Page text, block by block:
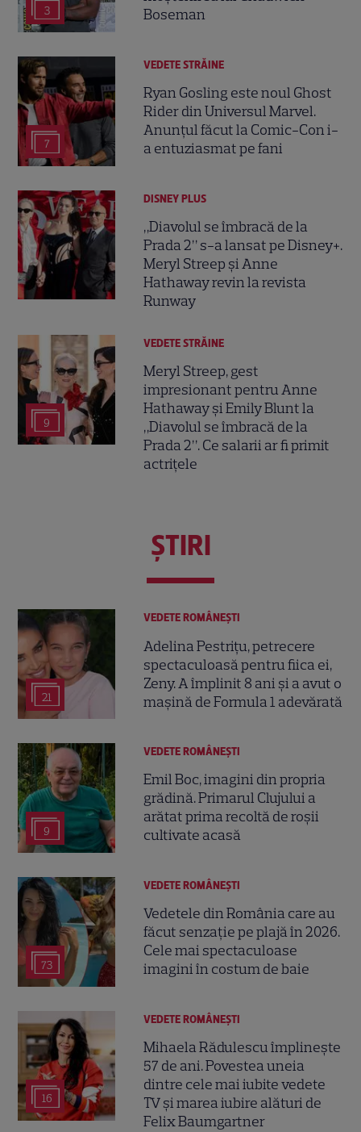
3
Boseman
7
VEDETE STRĂINE
Ryan Gosling este noul Ghost
Rider din Universul Marvel.
Anunțul făcut la Comic-Con i-
a entuziasmat pe fani
DISNEY PLUS
„Diavolul se îmbracă de la
Prada 2” s-a lansat pe Disney+.
Meryl Streep și Anne
Hathaway revin la revista
Runway
9
VEDETE STRĂINE
Meryl Streep, gest
impresionant pentru Anne
Hathaway și Emily Blunt la
„Diavolul se îmbracă de la
Prada 2”. Ce salarii ar fi primit
actrițele
ŞTIRI
21
VEDETE ROMÂNEŞTI
Adelina Pestrițu, petrecere
spectaculoasă pentru fiica ei,
Zeny. A împlinit 8 ani și a avut o
mașină de Formula 1 adevărată
9
VEDETE ROMÂNEŞTI
Emil Boc, imagini din propria
grădină. Primarul Clujului a
arătat prima recoltă de roșii
cultivate acasă
73
VEDETE ROMÂNEŞTI
Vedetele din România care au
făcut senzație pe plajă în 2026.
Cele mai spectaculoase
imagini în costum de baie
16
VEDETE ROMÂNEŞTI
Mihaela Rădulescu împlinește
57 de ani. Povestea uneia
dintre cele mai iubite vedete
TV și marea iubire alături de
Felix Baumgartner